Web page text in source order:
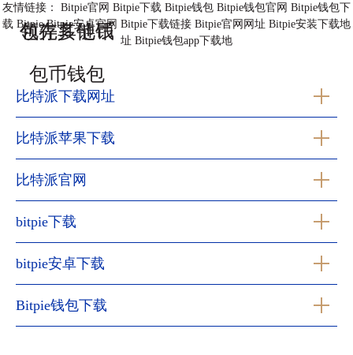
包存其他币
领先多链钱
包币钱包
友情链接： Bitpie官网 Bitpie下载 Bitpie钱包 Bitpie钱包官网 Bitpie钱包下
载 Bitpie Bitpie安卓官网 Bitpie下载链接 Bitpie官网网址 Bitpie安装下载地
址 Bitpie钱包app下载地
比特派下载网址
比特派苹果下载
比特派官网
bitpie下载
bitpie安卓下载
Bitpie钱包下载